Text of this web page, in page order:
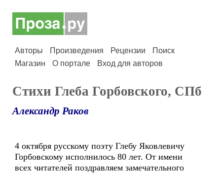
Авторы Произведения Рецензии
Поиск
Магазин
О портале Вход для авторов
Стихи Глеба Горбовского, СПб
Александр Раков
4 октября русскому поэту Глебу Яковлевичу
Горбовскому исполнилось 80 лет. От имени
всех читателей поздравляем замечательного